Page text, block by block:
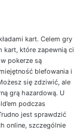
kart. Celem gry
kart, które zapewnią ci
pokerze są
blefowania i
się zdziwić, ale
grą hazardową. U
podczas
jest sprawdzić
online, szczególnie